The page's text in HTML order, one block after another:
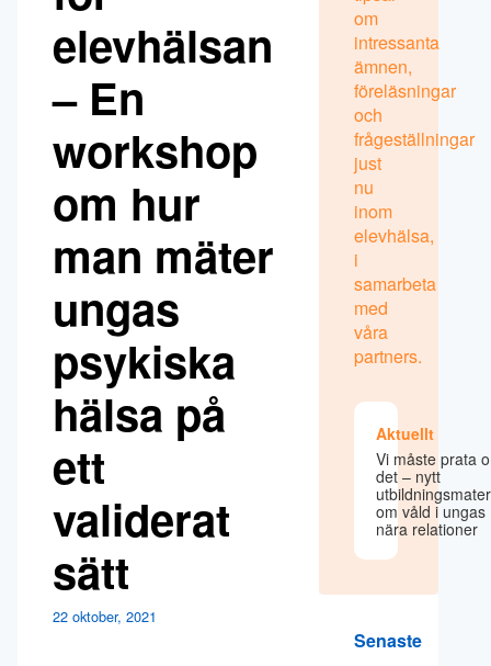
elevhälsan
– En
workshop
om hur
man mäter
ungas
psykiska
hälsa på
ett
validerat
sätt
22 oktober, 2021
om
intressanta
ämnen,
föreläsningar
och
frågeställningar
just
nu
inom
elevhälsa,
i
samarbeta
med
våra
partners.
Aktuellt
Vi måste prata
det – nytt
om våld i ungas
nära relationer
Senaste